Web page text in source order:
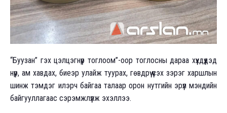
“Буузан” гэх цэлцэгнүүр тоглоом”-оор тоглосны дараа хүүхдүүдэд
нүүр, ам хавдах, биеэр улайж туурах, гөвдрүү үүсэх зэрэг харшлын
шинж тэмдэг илэрч байгаа талаар орон нутгийн эрүүл мэндийн
байгууллагаас сэрэмжлүүлж эхэллээ.